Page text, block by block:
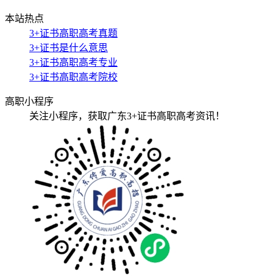
本站热点
3+证书高职高考真题
3+证书是什么意思
3+证书高职高考专业
3+证书高职高考院校
高职小程序
关注小程序，获取广东3+证书高职高考资讯！